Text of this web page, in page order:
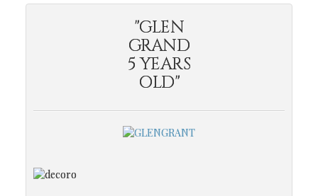
"GLEN
GRAND
5 YEARS
OLD"